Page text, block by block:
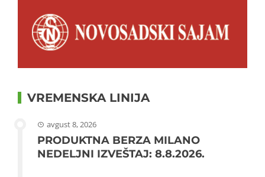
VREMENSKA LINIJA
avgust 8, 2026
PRODUKTNA BERZA MILANO
NEDELJNI IZVEŠTAJ: 8.8.2026.